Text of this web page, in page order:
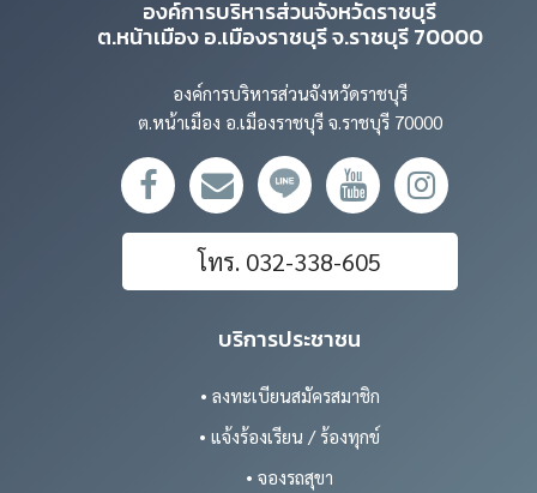
องค์การบริหารส่วนจังหวัดราชบุรี
ต.หน้าเมือง อ.เมืองราชบุรี จ.ราชบุรี 70000
องค์การบริหารส่วนจังหวัดราชบุรี
ต.หน้าเมือง อ.เมืองราชบุรี จ.ราชบุรี 70000
โทร. 032-338-605
บริการประชาชน
• ลงทะเบียนสมัครสมาชิก
• แจ้งร้องเรียน / ร้องทุกข์
• จองรถสุขา